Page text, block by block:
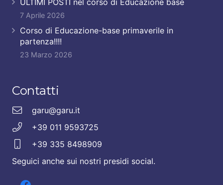
7 Aprile 2026
Corso di Educazione-base primaverile in
partenza!!!!
23 Marzo 2026
Contatti
garu@garu.it
+39 011 9593725
+39 335 8498909
Seguici anche sui nostri presidi social.